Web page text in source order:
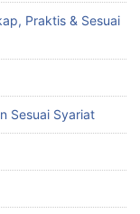
Praktis & Sesuai
Sesuai Syariat